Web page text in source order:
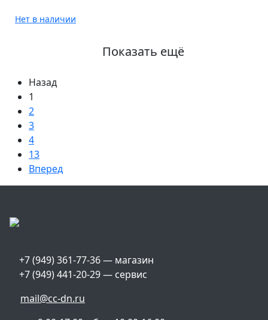
Нет в наличии
Показать ещё
Назад
1
2
3
4
13
Вперед
+7 (949) 361-77-36 — магазин
+7 (949) 441-20-29 — сервис
mail@cc-dn.ru